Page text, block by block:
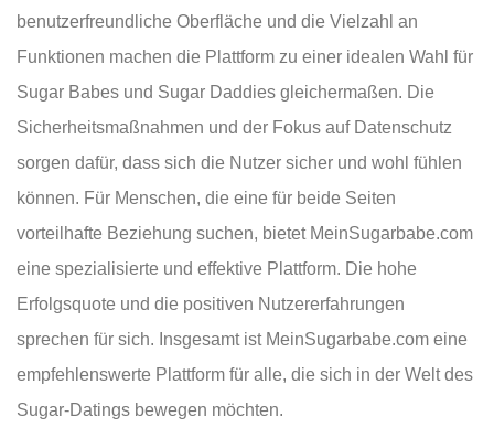
benutzerfreundliche Oberfläche und die Vielzahl an
Funktionen machen die Plattform zu einer idealen Wahl für
Sugar Babes und Sugar Daddies gleichermaßen. Die
Sicherheitsmaßnahmen und der Fokus auf Datenschutz
sorgen dafür, dass sich die Nutzer sicher und wohl fühlen
können. Für Menschen, die eine für beide Seiten
vorteilhafte Beziehung suchen, bietet MeinSugarbabe.com
eine spezialisierte und effektive Plattform. Die hohe
Erfolgsquote und die positiven Nutzererfahrungen
sprechen für sich. Insgesamt ist MeinSugarbabe.com eine
empfehlenswerte Plattform für alle, die sich in der Welt des
Sugar-Datings bewegen möchten.